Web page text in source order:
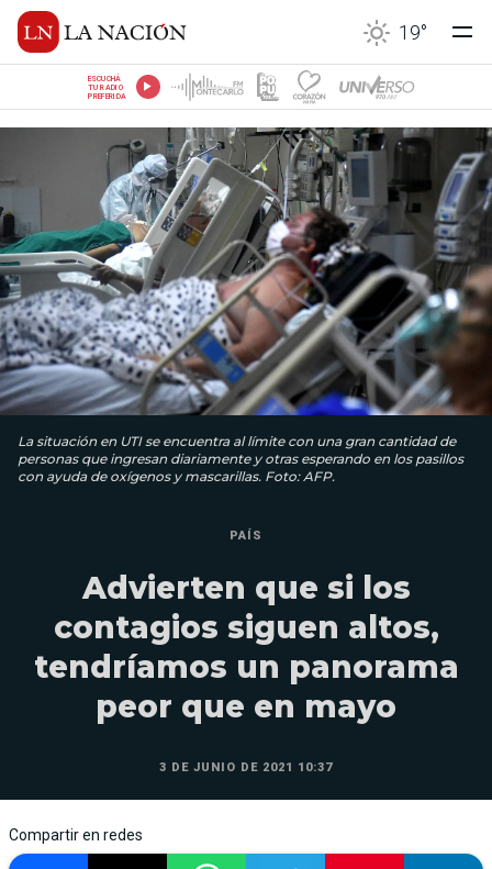
19°
ESCUCHÁ
TU RADIO
PREFERIDA
La situación en UTI se encuentra al límite con una gran cantidad de
personas que ingresan diariamente y otras esperando en los pasillos
con ayuda de oxígenos y mascarillas. Foto: AFP.
PAÍS
Advierten que si los
contagios siguen altos,
tendríamos un panorama
peor que en mayo
3 DE JUNIO DE 2021 10:37
Compartir en redes